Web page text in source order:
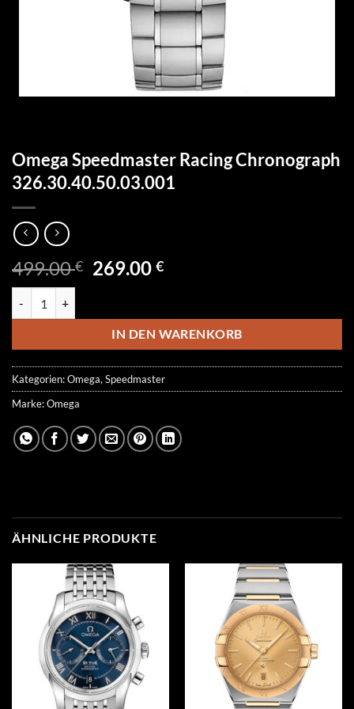
Omega Speedmaster Racing Chronograph
326.30.40.50.03.001
499.00€ Ursprünglicher
499.00 €
269.00€Aktueller
269.00 €.
IN DEN WARENKORB
Kategorien:Omega, Speedmaster
Marke:Omega
ÄHNLICHE PRODUKTE